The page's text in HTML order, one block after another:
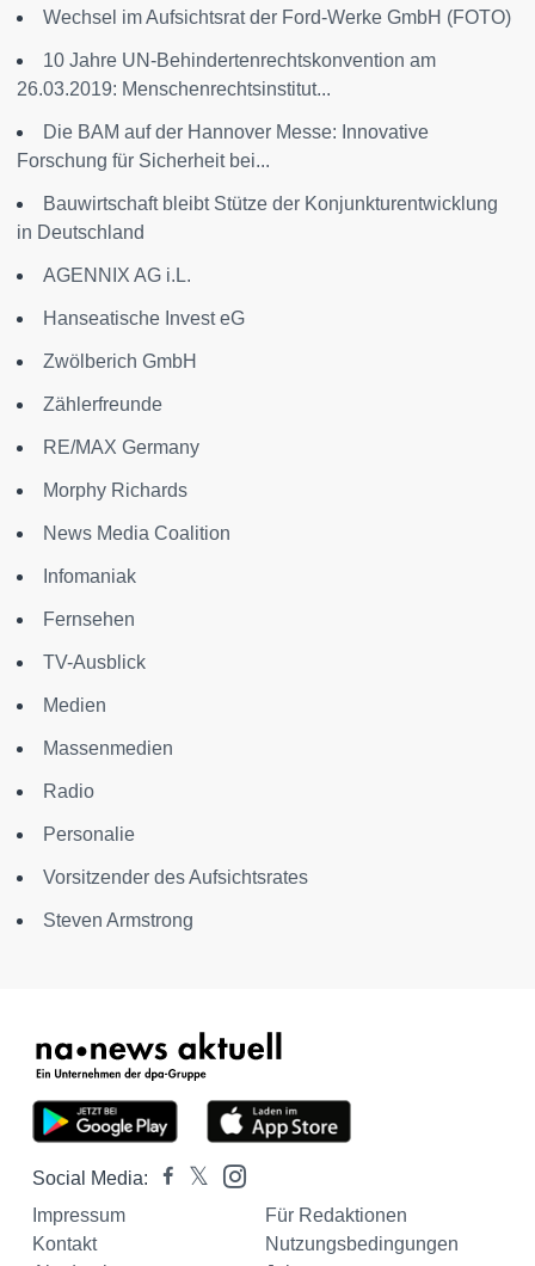
Wechsel im Aufsichtsrat der Ford-Werke GmbH (FOTO)
10 Jahre UN-Behindertenrechtskonvention am
26.03.2019: Menschenrechtsinstitut...
Die BAM auf der Hannover Messe: Innovative
Forschung für Sicherheit bei...
Bauwirtschaft bleibt Stütze der Konjunkturentwicklung
in Deutschland
AGENNIX AG i.L.
Hanseatische Invest eG
Zwölberich GmbH
Zählerfreunde
RE/MAX Germany
Morphy Richards
News Media Coalition
Infomaniak
Fernsehen
TV-Ausblick
Medien
Massenmedien
Radio
Personalie
Vorsitzender des Aufsichtsrates
Steven Armstrong
Social Media:
Impressum
Für Redaktionen
Kontakt
Nutzungsbedingungen